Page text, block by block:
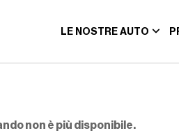
LE NOSTRE AUTO
non è più disponibile.